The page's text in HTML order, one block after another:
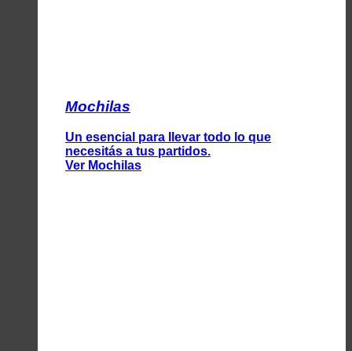
Mochilas
Un esencial para llevar todo lo que
necesitás a tus partidos.
Ver Mochilas